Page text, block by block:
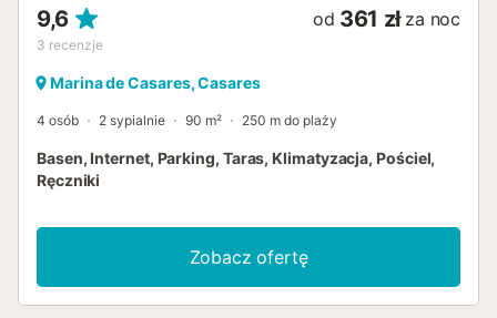
9,6
3 recenzje
od 361 zł za noc
Marina de Casares, Casares
4 osób 2 sypialnie 90 m² 250 m do plaży
Basen, Internet, Parking, Taras, Klimatyzacja, Pościel,
Ręczniki
Zobacz ofertę